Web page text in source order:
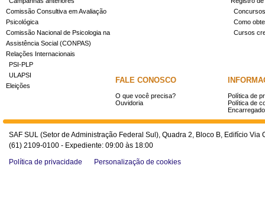
Comissão Consultiva em Avaliação
Psicológica
Comissão Nacional de Psicologia na
Assistência Social (CONPAS)
Relações Internacionais
PSI-PLP
ULAPSI
Eleições
Concursos
Como
Cursos
FALE CONOSCO
O que você precisa?
Ouvidoria
Política de
Política de
SAF SUL (Setor de Administração Federal Sul), Quadra 2, Bloco B, Edifício
(61) 2109-0100 - Expediente: 09:00 às 18:00
Política de privacidade
Personalização de cookies